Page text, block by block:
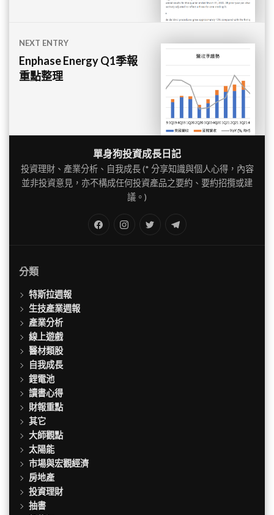
NEXT ENTRY
Enphase Energy Q1季報
重點整理
單身狗投資成長日記
投資理財、產業分析、自我成長 (* 分享知識與個人心得，內容
並非投資意見，亦不構成任何投資產品之要約、要約招攬或建
議。)
Twitter
分類
特斯拉週報
生技產業週報
產業分析
線上遊戲
醫材類股
自我成長
鋰電池
讀書心得
財報重點
其它
大師觀點
太陽能
市場與宏觀經濟
房地產
投資理財
抽書